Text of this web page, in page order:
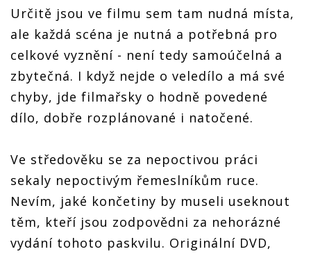
Určitě jsou ve filmu sem tam nudná místa,
ale každá scéna je nutná a potřebná pro
celkové vyznění - není tedy samoúčelná a
zbytečná. I když nejde o veledílo a má své
chyby, jde filmařsky o hodně povedené
dílo, dobře rozplánované i natočené.
Ve středověku se za nepoctivou práci
sekaly nepoctivým řemeslníkům ruce.
Nevím, jaké končetiny by museli useknout
těm, kteří jsou zodpovědni za nehorázné
vydání tohoto paskvilu. Originální DVD,